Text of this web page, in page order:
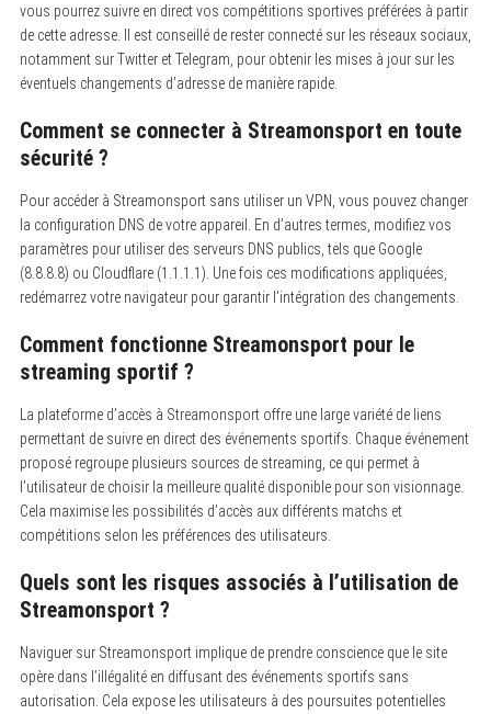
vous pourrez suivre en direct vos compétitions sportives préférées à partir
de cette adresse. Il est conseillé de rester connecté sur les réseaux sociaux,
notamment sur Twitter et Telegram, pour obtenir les mises à jour sur les
éventuels changements d’adresse de manière rapide.
Comment se connecter à Streamonsport en toute
sécurité ?
Pour accéder à Streamonsport sans utiliser un VPN, vous pouvez changer
la configuration DNS de votre appareil. En d’autres termes, modifiez vos
paramètres pour utiliser des serveurs DNS publics, tels que Google
(8.8.8.8) ou Cloudflare (1.1.1.1). Une fois ces modifications appliquées,
redémarrez votre navigateur pour garantir l’intégration des changements.
Comment fonctionne Streamonsport pour le
streaming sportif ?
La plateforme d’accès à Streamonsport offre une large variété de liens
permettant de suivre en direct des événements sportifs. Chaque événement
proposé regroupe plusieurs sources de streaming, ce qui permet à
l’utilisateur de choisir la meilleure qualité disponible pour son visionnage.
Cela maximise les possibilités d’accès aux différents matchs et
compétitions selon les préférences des utilisateurs.
Quels sont les risques associés à l’utilisation de
Streamonsport ?
Naviguer sur Streamonsport implique de prendre conscience que le site
opère dans l’illégalité en diffusant des événements sportifs sans
autorisation. Cela expose les utilisateurs à des poursuites potentielles